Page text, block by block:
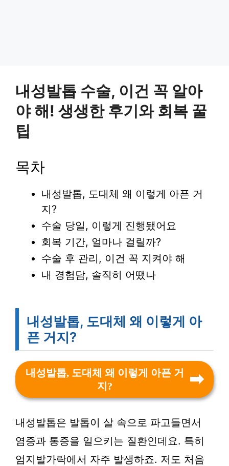
내성발톱 수술, 이건 꼭 알아
야 해! 생생한 후기와 회복 꿀
팁
목차
내성발톱, 도대체 왜 이렇게 아픈 거
지?
수술 당일, 이렇게 진행됐어요
회복 기간, 얼마나 걸릴까?
수술 후 관리, 이건 꼭 지켜야 해
내 경험담, 솔직히 어땠나
내성발톱, 도대체 왜 이렇게 아
픈 거지?
내성발톱, 도대체 왜 이렇게 아픈 거
지?
내성발톱은 발톱이 살 속으로 파고들면서
염증과 통증을 일으키는 질환인데요. 특히
엄지발가락에서 자주 발생하죠. 저도 처음